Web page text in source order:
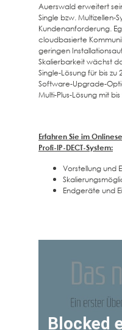
Auerswald erweitert
Single bzw. Multizellen-
Kundenanforderung.
cloudbasierte
geringen
Skalierbarkeit wächst
Single-Lösung für bis
Software-Upgrade-
Multi-Plus-Lösung mit
Erfahren Sie im
Profi-IP-DECT-System:
Vorstellung und
Endgeräte und